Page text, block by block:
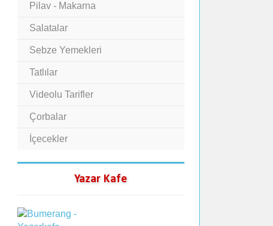
Pilav - Makarna
Salatalar
Sebze Yemekleri
Tatlılar
Videolu Tarifler
Çorbalar
İçecekler
Yazar Kafe